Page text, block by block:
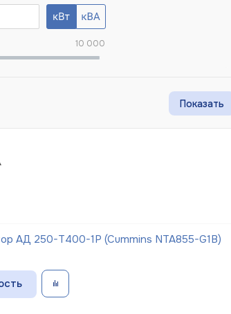
10 000
АД 250-Т400-1Р (Cummins NTA855-G1B)